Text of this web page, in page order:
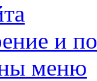
и
меню